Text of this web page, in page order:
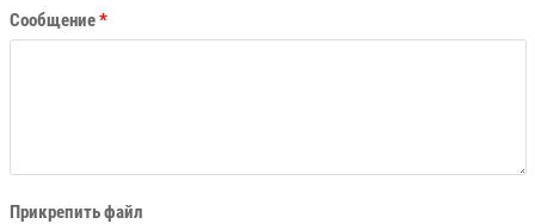
Сообщение*
Прикрепить файл